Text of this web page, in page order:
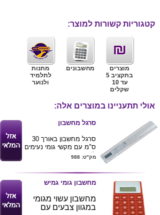
קטגוריות קשורות למוצר:
מוצרים
בתקציב 5
עד 10
שקלים
מחשבונים
מתנות
לתלמיד
ולנוער
אולי תתעניינו במוצרים אלה:
סרגל מחשבון
סרגל מחשבון באורך 30
ס"מ עם מקשי גומי נעימים
למגע,
מק"ט: 988
מחשבון גומי גמיש
מחשבון עשוי מגומי
במגוון צבעים עם